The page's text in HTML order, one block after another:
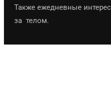
Также ежедневные
за телом.